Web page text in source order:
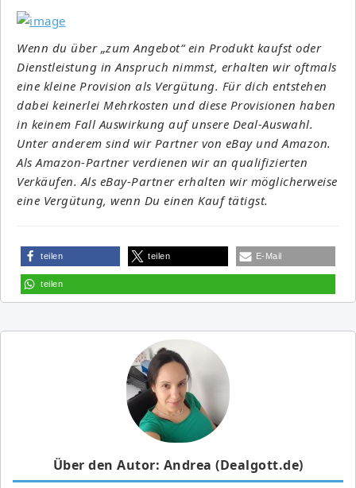
Wenn du über „zum Angebot“ ein Produkt kaufst oder
Dienstleistung in Anspruch nimmst, erhalten wir oftmals
eine kleine Provision als Vergütung. Für dich entstehen
dabei keinerlei Mehrkosten und diese Provisionen haben
in keinem Fall Auswirkung auf unsere Deal-Auswahl.
Unter anderem sind wir Partner von eBay und Amazon.
Als Amazon-Partner verdienen wir an qualifizierten
Verkäufen. Als eBay-Partner erhalten wir möglicherweise
eine Vergütung, wenn Du einen Kauf tätigst.
teilen teilen E-Mail
teilen
Über den Autor: Andrea (Dealgott.de)